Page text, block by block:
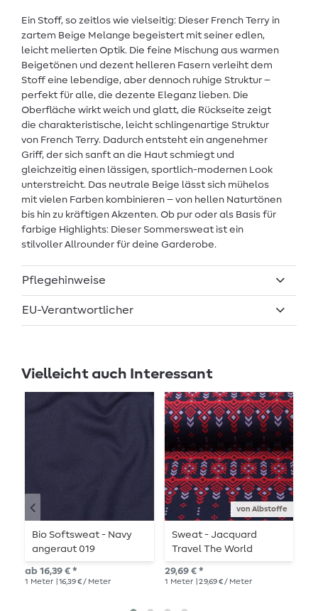
Ein Stoff, so zeitlos wie vielseitig: Dieser French Terry in
zartem Beige Melange begeistert mit seiner edlen,
leicht melierten Optik. Die feine Mischung aus warmen
Beigetönen und dezent helleren Fasern verleiht dem
Stoff eine lebendige, aber dennoch ruhige Struktur –
perfekt für alle, die dezente Eleganz lieben. Die
Oberfläche wirkt weich und glatt, die Rückseite zeigt
die charakteristische, leicht schlingenartige Struktur
von French Terry. Dadurch entsteht ein angenehmer
Griff, der sich sanft an die Haut schmiegt und
gleichzeitig einen lässigen, sportlich-modernen Look
unterstreicht. Das neutrale Beige lässt sich mühelos
mit vielen Farben kombinieren – von hellen Naturtönen
bis hin zu kräftigen Akzenten. Ob pur oder als Basis für
farbige Highlights: Dieser Sommersweat ist ein
stilvoller Allrounder für deine Garderobe.
Pflegehinweise
EU-Verantwortlicher
Vielleicht auch Interessant
Bio Softsweat - Navy
angeraut 019
ab 16,39 € *
1 Meter | 16,39 € / Meter
von Albstoffe
Sweat - Jacquard
Travel The World
Northern Lights Blau
29,69 € *
1 Meter | 29,69 € / Meter